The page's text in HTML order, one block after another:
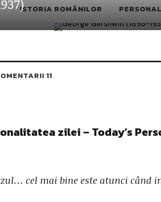
ISTORIA ROMÂNILOR
11
zilei – Today’s
cel mai bine este atunci când